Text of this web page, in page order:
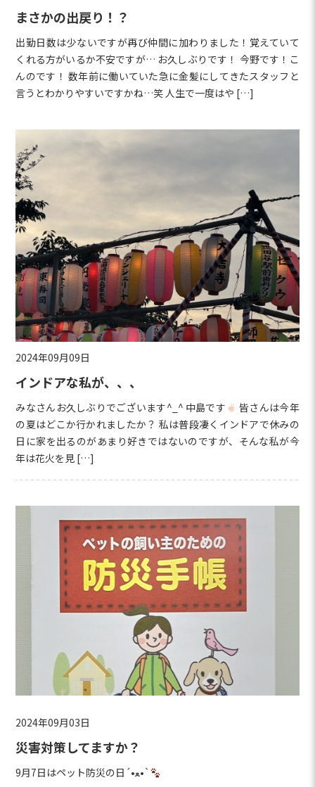
まさかの出戻り！？
出勤日数は少ないですが再び仲間に加わりました！覚えていて
くれる方がいるか不安ですが… お久しぶりです！ 今野です！こ
んのです！ 数年前に働いていた急に金髪にしてきたスタッフと
言うとわかりやすいですかね…笑 人生で一度はや […]
2024年09月09日
インドアな私が、、、
みなさんお久しぶりでございます^_^ 中島です
皆さんは今年
の夏はどこか行かれましたか？ 私は普段凄くインドアで休みの
日に家を出るのがあまり好きではないのですが、そんな私が今
年は花火を見 […]
2024年09月03日
災害対策してますか？
9月7日はペット防災の日´•ﻌ•`